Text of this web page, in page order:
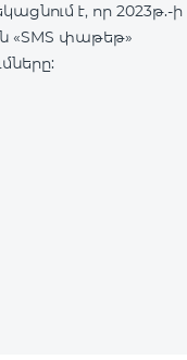
է, որ 2023թ.-ի
«SMS փաթեթ»